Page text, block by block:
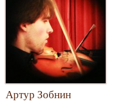
Артур Зобнин